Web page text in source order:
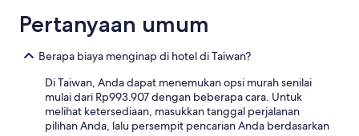
Pertanyaan umum
Berapa biaya menginap di hotel di Taiwan?
Di Taiwan, Anda dapat menemukan opsi murah senilai
mulai dari Rp993.907 dengan beberapa cara. Untuk
melihat ketersediaan, masukkan tanggal perjalanan
pilihan Anda, lalu persempit pencarian Anda berdasarkan